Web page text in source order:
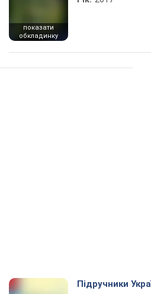
показати
обкладинку
Підручники